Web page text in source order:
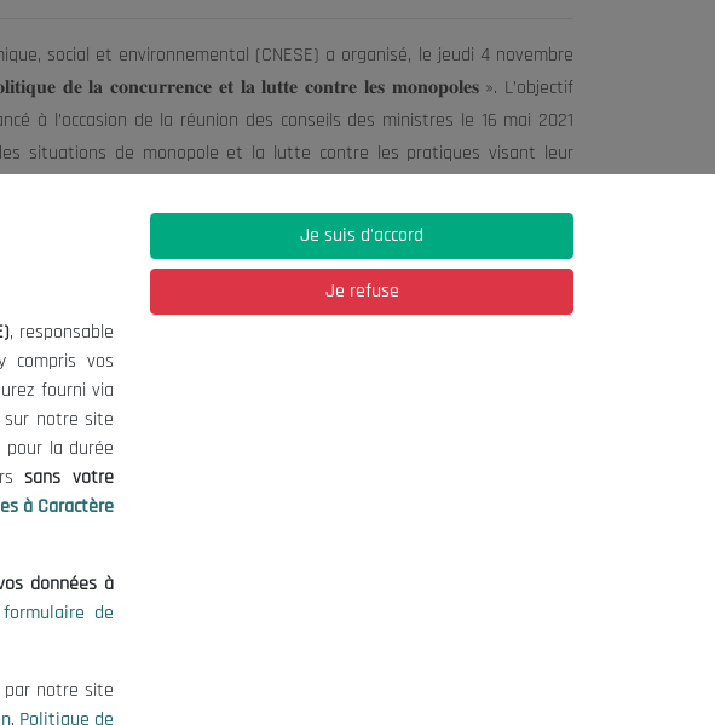
social et environnemental (CNESE) a organisé, le jeudi 4 novembre
𝐝𝐞 𝐥𝐚 𝐜𝐨𝐧𝐜𝐮𝐫𝐫𝐞𝐧𝐜𝐞 𝐞𝐭 𝐥𝐚 𝐥𝐮𝐭𝐭𝐞 𝐜𝐨𝐧𝐭𝐫𝐞 𝐥𝐞𝐬 𝐦𝐨𝐧𝐨𝐩𝐨𝐥𝐞𝐬 ». L’objectif
à l’occasion de la réunion des conseils des ministres le 16 mai 2021
situations de monopole et la lutte contre les pratiques visant leur
, responsable
compris vos
fourni via
sur notre site
pour la durée
sans votre
à Caractère
données à
formulaire de
par notre site
, Politique de
Je suis d'accord
Je refuse